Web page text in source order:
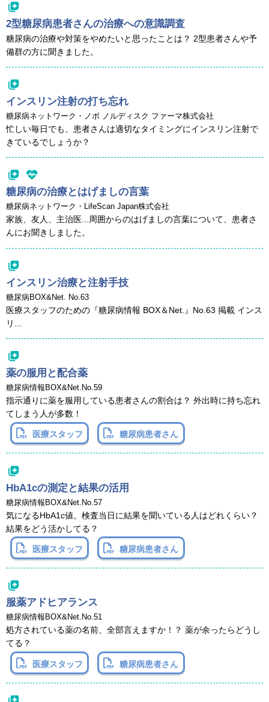
2型糖尿病患者さんの治療への意識調査
糖尿病の治療や対策をやめたいと思ったことは？ 2型患者さんや予
備群の方に聞きました。
インスリン注射の打ち忘れ
糖尿病ネットワーク・ノボ ノルディスク ファーマ株式会社
忙しい毎日でも、患者さんは適切なタイミングにインスリン注射で
きているでしょうか？
糖尿病の治療とはげましの言葉
糖尿病ネットワーク・LifeScan Japan株式会社
家族、友人、主治医...周囲からのはげましの言葉について、患者さ
んにお聞きしました。
インスリン治療と注射手技
糖尿病BOX&Net. No.63
医療スタッフのための『糖尿病情報 BOX＆Net.』No.63 掲載 インス
リ...
薬の服用と配合薬
糖尿病情報BOX&Net.No.59
指示通りに薬を服用している患者さんの割合は？ 外出時に持ち忘れ
てしまう人が多数！
医療スタッフ 糖尿病患者さん
HbA1cの測定と結果の活用
糖尿病情報BOX&Net.No.57
気になるHbA1c値。検査当日に結果を聞いている人はどれくらい？
結果をどう活かしてる？
医療スタッフ 糖尿病患者さん
服薬アドヒアランス
糖尿病情報BOX&Net.No.51
処方されている薬の名前、全部言えますか！？ 薬が余ったらどうし
てる？
医療スタッフ 糖尿病患者さん